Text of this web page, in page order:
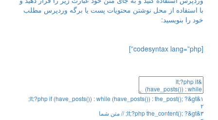
با استفاده از محل نوشتن محتویات پست یا برگه وردپرس مطلب
خود را بنویسید:
۲
۳
&
lt;?phpif(have_posts() ) :while(have_posts() ) :the_post() ;?&gt
;
&
lt;?phpthe_content() ;?&gt
; // متن شما